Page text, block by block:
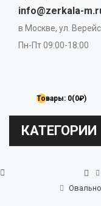
info@zerkala-
в Москве, ул.
Пн-Пт 09:00-18:00
Товары: 0(0₽)
КАТЕГОРИИ